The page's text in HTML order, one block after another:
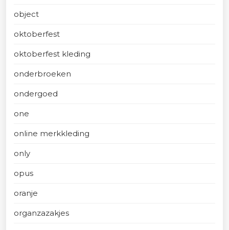
object
oktoberfest
oktoberfest kleding
onderbroeken
ondergoed
one
online merkkleding
only
opus
oranje
organzazakjes